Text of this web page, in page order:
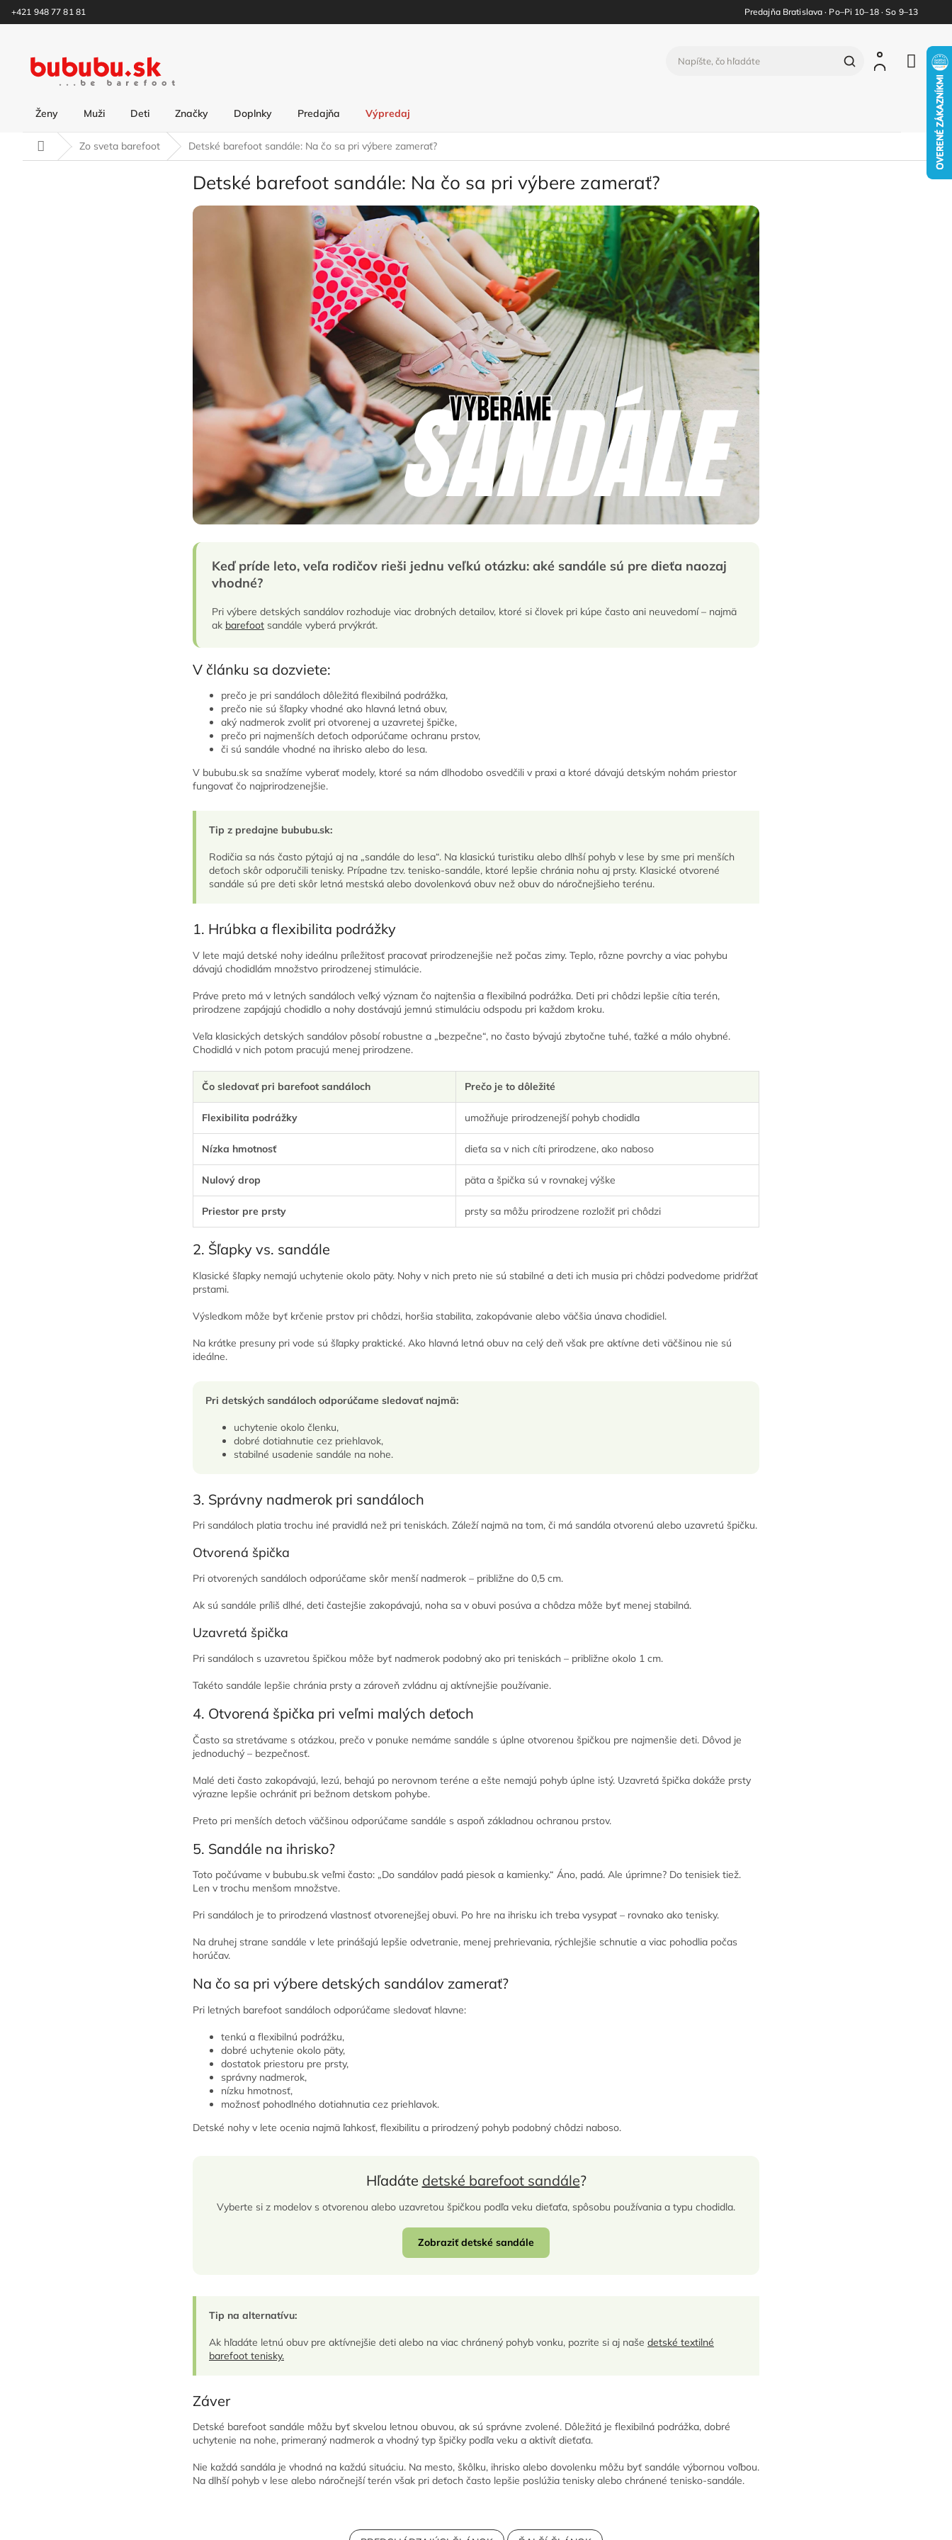
Prejsť+421 948 77 81 81 Predajňa Bratislava · Po–Pi 10–18 · So 9–13
Ženy Muži Deti Značky Doplnky Predajňa Výpredaj
DomovZo sveta barefoot Detské barefoot sandále: Na čo sa pri výbere zamerať?
Detské barefoot sandále: Na čo sa pri výbere zamerať?
Keď príde leto, veľa rodičov rieši jednu veľkú otázku: aké sandále sú pre dieťa naozaj
vhodné?
Pri výbere detských sandálov rozhoduje viac drobných detailov, ktoré si človek pri kúpe často ani neuvedomí – najmä
ak barefoot sandále vyberá prvýkrát.
V článku sa dozviete:
prečo je pri sandáloch dôležitá flexibilná podrážka,
prečo nie sú šľapky vhodné ako hlavná letná obuv,
aký nadmerok zvoliť pri otvorenej a uzavretej špičke,
prečo pri najmenších deťoch odporúčame ochranu prstov,
či sú sandále vhodné na ihrisko alebo do lesa.
V bububu.sk sa snažíme vyberať modely, ktoré sa nám dlhodobo osvedčili v praxi a ktoré dávajú detským nohám priestor
fungovať čo najprirodzenejšie.
Tip z predajne bububu.sk:
Rodičia sa nás často pýtajú aj na „sandále do lesa“. Na klasickú turistiku alebo dlhší pohyb v lese by sme pri menších
deťoch skôr odporučili tenisky. Prípadne tzv. tenisko-sandále, ktoré lepšie chránia nohu aj prsty. Klasické otvorené
sandále sú pre deti skôr letná mestská alebo dovolenková obuv než obuv do náročnejšieho terénu.
1. Hrúbka a flexibilita podrážky
V lete majú detské nohy ideálnu príležitosť pracovať prirodzenejšie než počas zimy. Teplo, rôzne povrchy a viac pohybu
dávajú chodidlám množstvo prirodzenej stimulácie.
Práve preto má v letných sandáloch veľký význam čo najtenšia a flexibilná podrážka. Deti pri chôdzi lepšie cítia terén,
prirodzene zapájajú chodidlo a nohy dostávajú jemnú stimuláciu odspodu pri každom kroku.
Veľa klasických detských sandálov pôsobí robustne a „bezpečne“, no často bývajú zbytočne tuhé, ťažké a málo ohybné.
Chodidlá v nich potom pracujú menej prirodzene.
Čo sledovať pri barefoot sandáloch Prečo je to dôležité
Flexibilita podrážky umožňuje prirodzenejší pohyb chodidla
Nízka hmotnosť dieťa sa v nich cíti prirodzene, ako naboso
Nulový drop päta a špička sú v rovnakej výške
Priestor pre prsty prsty sa môžu prirodzene rozložiť pri chôdzi
2. Šľapky vs. sandále
Klasické šľapky nemajú uchytenie okolo päty. Nohy v nich preto nie sú stabilné a deti ich musia pri chôdzi podvedome pridŕžať
prstami.
Výsledkom môže byť krčenie prstov pri chôdzi, horšia stabilita, zakopávanie alebo väčšia únava chodidiel.
Na krátke presuny pri vode sú šľapky praktické. Ako hlavná letná obuv na celý deň však pre aktívne deti väčšinou nie sú
ideálne.
Pri detských sandáloch odporúčame sledovať najmä:
uchytenie okolo členku,
dobré dotiahnutie cez priehlavok,
stabilné usadenie sandále na nohe.
3. Správny nadmerok pri sandáloch
Pri sandáloch platia trochu iné pravidlá než pri teniskách. Záleží najmä na tom, či má sandála otvorenú alebo uzavretú špičku.
Otvorená špička
Pri otvorených sandáloch odporúčame skôr menší nadmerok – približne do 0,5 cm.
Ak sú sandále príliš dlhé, deti častejšie zakopávajú, noha sa v obuvi posúva a chôdza môže byť menej stabilná.
Uzavretá špička
Pri sandáloch s uzavretou špičkou môže byť nadmerok podobný ako pri teniskách – približne okolo 1 cm.
Takéto sandále lepšie chránia prsty a zároveň zvládnu aj aktívnejšie používanie.
4. Otvorená špička pri veľmi malých deťoch
Často sa stretávame s otázkou, prečo v ponuke nemáme sandále s úplne otvorenou špičkou pre najmenšie deti. Dôvod je
jednoduchý – bezpečnosť.
Malé deti často zakopávajú, lezú, behajú po nerovnom teréne a ešte nemajú pohyb úplne istý. Uzavretá špička dokáže prsty
výrazne lepšie ochrániť pri bežnom detskom pohybe.
Preto pri menších deťoch väčšinou odporúčame sandále s aspoň základnou ochranou prstov.
5. Sandále na ihrisko?
Toto počúvame v bububu.sk veľmi často: „Do sandálov padá piesok a kamienky.“ Áno, padá. Ale úprimne? Do tenisiek tiež.
Len v trochu menšom množstve.
Pri sandáloch je to prirodzená vlastnosť otvorenejšej obuvi. Po hre na ihrisku ich treba vysypať – rovnako ako tenisky.
Na druhej strane sandále v lete prinášajú lepšie odvetranie, menej prehrievania, rýchlejšie schnutie a viac pohodlia počas
horúčav.
Na čo sa pri výbere detských sandálov zamerať?
Pri letných barefoot sandáloch odporúčame sledovať hlavne:
tenkú a flexibilnú podrážku,
dobré uchytenie okolo päty,
dostatok priestoru pre prsty,
správny nadmerok,
nízku hmotnosť,
možnosť pohodlného dotiahnutia cez priehlavok.
Detské nohy v lete ocenia najmä ľahkosť, flexibilitu a prirodzený pohyb podobný chôdzi naboso.
Hľadáte detské barefoot sandále?
Vyberte si z modelov s otvorenou alebo uzavretou špičkou podľa veku dieťaťa, spôsobu používania a typu chodidla.
Zobraziť detské sandále
Tip na alternatívu:
Ak hľadáte letnú obuv pre aktívnejšie deti alebo na viac chránený pohyb vonku, pozrite si aj naše detské textilné
barefoot tenisky.
Záver
Detské barefoot sandále môžu byť skvelou letnou obuvou, ak sú správne zvolené. Dôležitá je flexibilná podrážka, dobré
uchytenie na nohe, primeraný nadmerok a vhodný typ špičky podľa veku a aktivít dieťaťa.
Nie každá sandála je vhodná na každú situáciu. Na mesto, škôlku, ihrisko alebo dovolenku môžu byť sandále výbornou voľbou.
Na dlhší pohyb v lese alebo náročnejší terén však pri deťoch často lepšie poslúžia tenisky alebo chránené tenisko-sandále.